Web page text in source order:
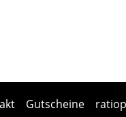
Gutscheine